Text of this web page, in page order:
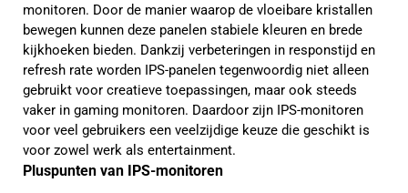
monitoren. Door de manier waarop de vloeibare kristallen
bewegen kunnen deze panelen stabiele kleuren en brede
kijkhoeken bieden. Dankzij verbeteringen in responstijd en
refresh rate worden IPS-panelen tegenwoordig niet alleen
gebruikt voor creatieve toepassingen, maar ook steeds
vaker in gaming monitoren. Daardoor zijn IPS-monitoren
voor veel gebruikers een veelzijdige keuze die geschikt is
voor zowel werk als entertainment.
Pluspunten van IPS-monitoren